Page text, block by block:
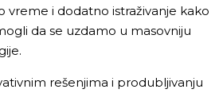
i dodatno istraživanje kako
da se uzdamo u masovniju
rešenjima i produbljivanju